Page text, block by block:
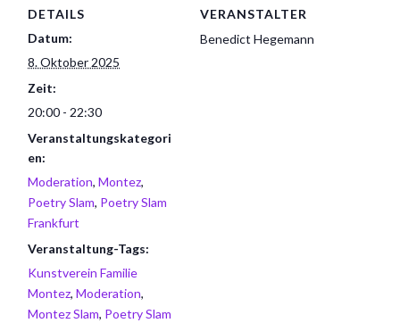
DETAILS
Datum:
8. Oktober 2025
Zeit:
20:00 - 22:30
Veranstaltungskategori
en:
Moderation,Montez,
Poetry Slam, Poetry Slam
Frankfurt
Veranstaltung-Tags:
Kunstverein Familie
Montez,Moderation,
Montez Slam, Poetry Slam
VERANSTALTER
Benedict Hegemann